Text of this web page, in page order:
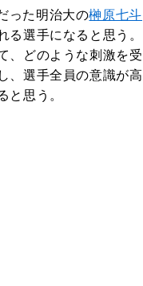
った明治大の榊原七斗
選手になると思う。
、どのような刺激を受
、選手全員の意識が高
と思う。